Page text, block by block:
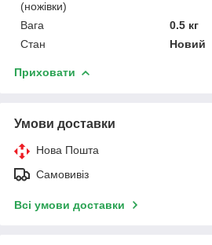
(ножівки)
Вага
0.5 кг
Стан
Новий
Приховати
Умови доставки
Нова Пошта
Самовивіз
Всі умови доставки